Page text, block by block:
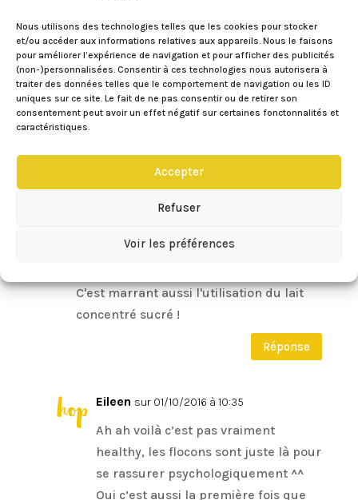
Nous utilisons des technologies telles que les cookies pour stocker
et/ou accéder aux informations relatives aux appareils. Nous le faisons
pour améliorer l’expérience de navigation et pour afficher des publicités
(non-)personnalisées. Consentir à ces technologies nous autorisera à
traiter des données telles que le comportement de navigation ou les ID
uniques sur ce site. Le fait de ne pas consentir ou de retirer son
consentement peut avoir un effet négatif sur certaines fonctonnalités et
caractéristiques.
Accepter
Refuser
Voir les préférences
pour ce temps qui dérive doucement
vers l’automne… Bises à toi
Réponse
Toque de choc!
pense que je vais les tenter ! Merci pour
Enfin on repassera pour le côté healthy
C'est marrant aussi l'utilisation du lait
concentré sucré !
Réponse
Eileen sur 01/10/2016 à 10:35
Ah ah voilà c’est pas vraiment
healthy, les flocons sont juste là pour
se rassurer psychologiquement ^^
Oui c’est aussi la première fois que